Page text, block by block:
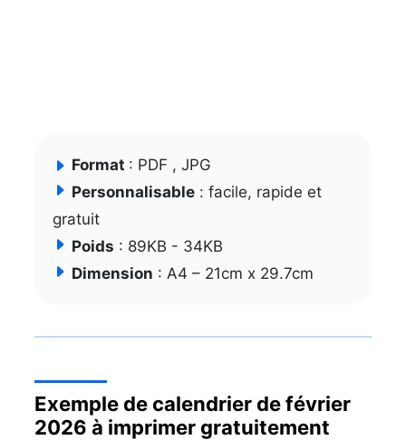
Format : PDF , JPG
Personnalisable : facile, rapide et
gratuit
Poids : 89KB - 34KB
Dimension : A4 – 21cm x 29.7cm
Exemple de calendrier de février
2026 à imprimer gratuitement